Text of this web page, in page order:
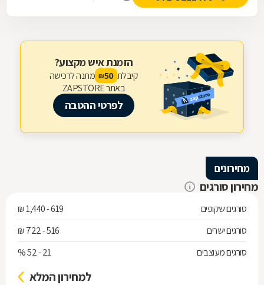
הזמנת איש מקצוע?
קיבלת 50
₪ מתנה לרכישה
באתר ZAPSTORE
לפרטי ההטבה
מחירונים
מחירון סורגים
סורגים שקופים
619 - 1,440 ₪
סורגים ישרים
516 - 722 ₪
סורגים מעוצבים
21 - 52 %
למחירון המלא